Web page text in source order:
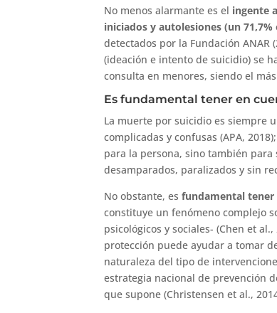
No menos alarmante es el ingente
iniciados y autolesiones (un
detectados por la Fundación
(ideación e intento de suicidio) se
consulta en menores, siendo el
Es fundamental tener en
La muerte por suicidio es siempre
complicadas y confusas (APA,
para la persona, sino también
desamparados, paralizados y sin
No obstante, esfundamental tener
constituye un fenómeno complejo
psicológicos y sociales- (Chen et
protección puede ayudar a tomar
naturaleza del tipo de
estrategia nacional de prevención
que supone (Christensen et al.,